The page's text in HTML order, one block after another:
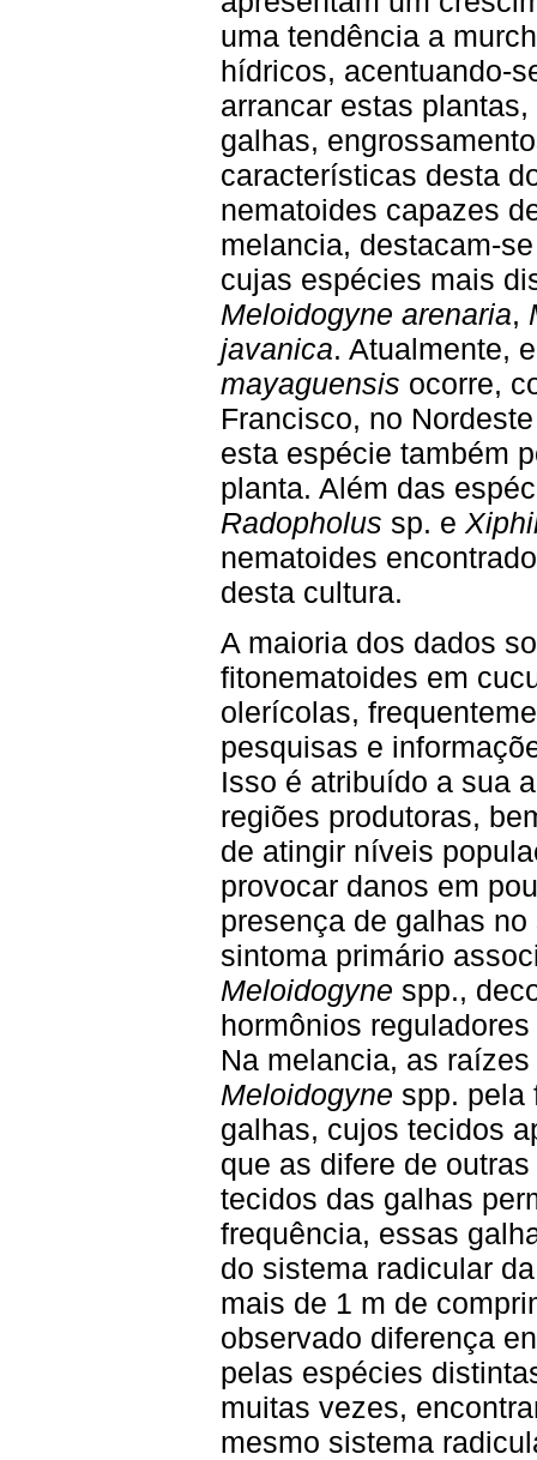
uma tendência a
hídricos, acentuando-
arrancar estas
galhas,
características desta
nematoides capazes
melancia, destacam-
cujas espécies mais
Meloidogyne arenaria,
javanica. Atualmente,
mayaguensis ocorre,
Francisco, no
esta espécie também
planta. Além das
Radopholus sp. e
nematoides
desta cultura.
A maioria dos dados
fitonematoides em
olerícolas,
pesquisas e
Isso é atribuído a sua
regiões produtoras,
de atingir níveis
provocar danos em
presença de galhas
sintoma primário
Meloidogyne spp.,
hormônios
Na melancia, as
Meloidogyne spp. pela
galhas, cujos tecidos
que as difere de
tecidos das galhas
frequência, essas
do sistema radicular
mais de 1 m de
observado diferença
pelas espécies
muitas vezes,
mesmo sistema